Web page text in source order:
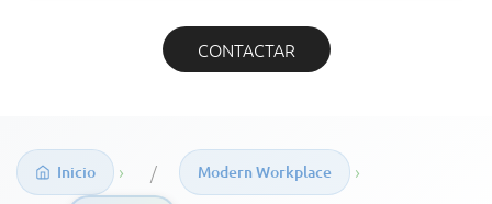
CONTACTAR
Inicio › Modern Workplace ›